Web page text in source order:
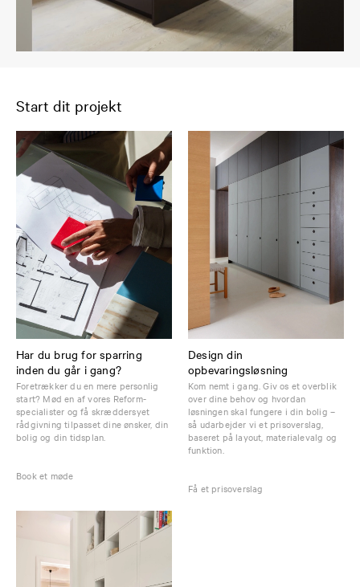
Start dit projekt
Har du brug for sparring
inden du går i gang?
Foretrækker du en mere personlig
start? Mød en af vores Reform-
specialister og få skræddersyet
rådgivning tilpasset dine ønsker, din
bolig og din tidsplan.
Book et møde
Design din
opbevaringsløsning
Kom nemt i gang. Giv os et overblik
over dine behov og hvordan
løsningen skal fungere i din bolig –
så udarbejder vi et prisoverslag,
baseret på layout, materialevalg og
funktion.
Få et prisoverslag